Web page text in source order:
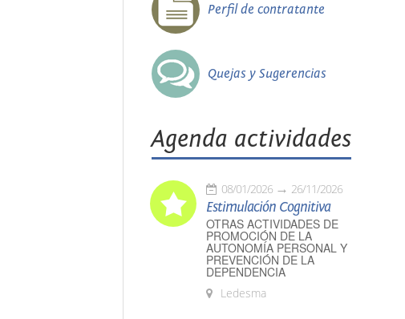
Perfil de contratante
Quejas y Sugerencias
Agenda actividades
08/01/2026 26/11/2026
Estimulación Cognitiva
OTRAS ACTIVIDADES DE
PROMOCIÓN DE LA
AUTONOMÍA PERSONAL Y
PREVENCIÓN DE LA
DEPENDENCIA
Ledesma